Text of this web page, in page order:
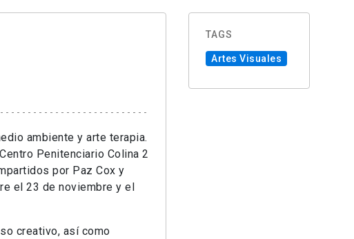
ambiente y arte terapia.
Penitenciario Colina 2
por Paz Cox y
el 23 de noviembre y el
creativo, así como
TAGS
Artes Visuales